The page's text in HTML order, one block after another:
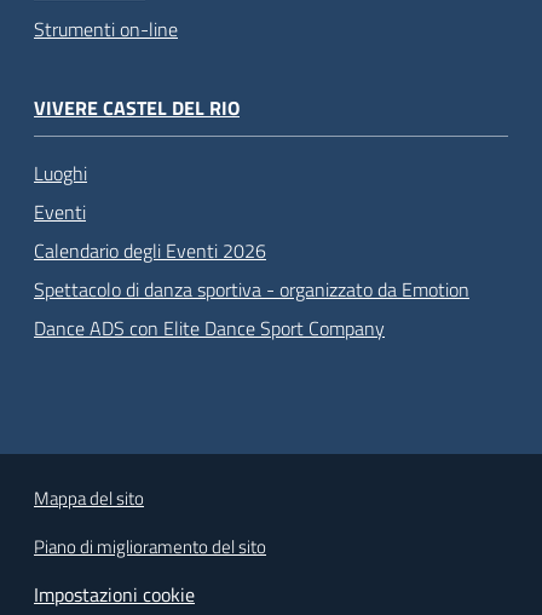
Strumenti on-line
VIVERE CASTEL DEL RIO
Luoghi
Eventi
Calendario degli Eventi 2026
Spettacolo di danza sportiva - organizzato da Emotion
Dance ADS con Elite Dance Sport Company
Mappa del sito
Piano di miglioramento del sito
Impostazioni cookie